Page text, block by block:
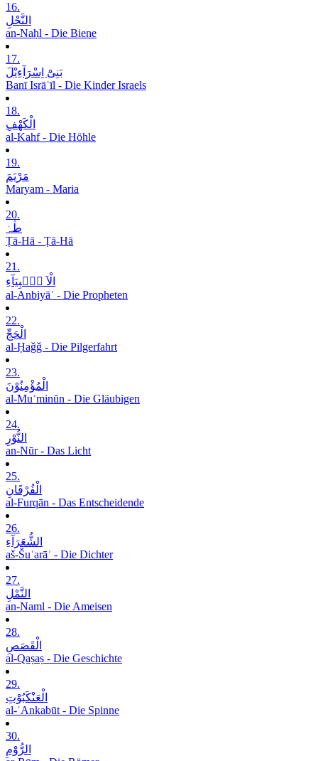
16.
النَّحْلِ
an-Naḥl - Die Biene
17.
بَنِیْٓ اِسْرَآءِیْلَ
Banī Isrāʾīl - Die Kinder Israels
18.
الْکَھْفِ
al-Kahf - Die Höhle
19.
مَرْیَمَ
Maryam - Maria
20.
طٰہٰ
Ṭā-Hā - Ṭā-Hā
21.
الْاَ نۡۢبِیَآءِ
al-Anbiyāʾ - Die Propheten
22.
الْحَجِّ
al-Ḥaǧǧ - Die Pilgerfahrt
23.
الْمُؤْمِنُوْنَ
al-Muʾminūn - Die Gläubigen
24.
النُّوْرِ
an-Nūr - Das Licht
25.
الْفُرْقَانِ
al-Furqān - Das Entscheidende
26.
الشُّعَرَآءِ
aš-Šuʿarāʾ - Die Dichter
27.
النَّمْلِ
an-Naml - Die Ameisen
28.
الْقَصَصِ
al-Qaṣaṣ - Die Geschichte
29.
الْعَنْکَبُوْتِ
al-ʿAnkabūt - Die Spinne
30.
الرُّوْمِ